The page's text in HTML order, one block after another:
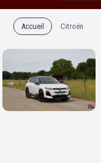
Accueil Citroën